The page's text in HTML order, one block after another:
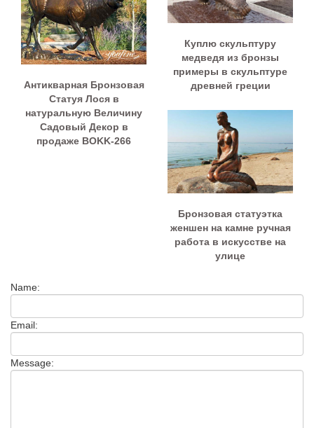
Антикварная Бронзовая
Статуя Лося в
натуральную Величину
Садовый Декор в
продаже BOKK-266
Куплю скульптуру
медведя из бронзы
примеры в скульптуре
древней греции
Бронзовая статуэтка
женшен на камне ручная
работа в искусстве на
улице
Name:
Email:
Message: